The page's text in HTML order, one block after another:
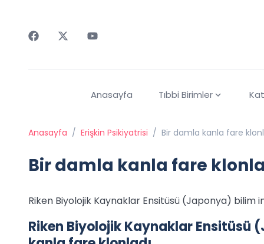
Anasayfa Tıbbi Birimler
Anasayfa / Erişkin Psikiyatrisi / Bir damla kanla fare
Bir damla kanla fare
Riken Biyolojik Kaynaklar Ensitüsü (Japonya) bilim
Riken Biyolojik Kaynaklar